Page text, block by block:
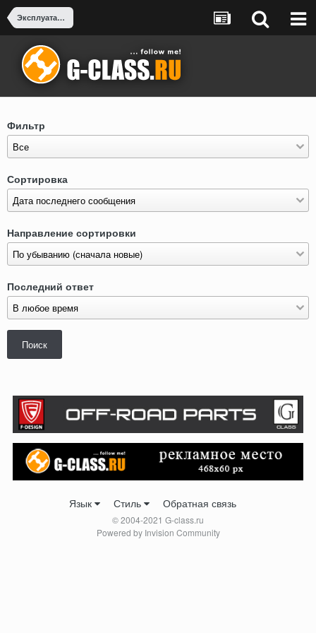
Эксплуатация гелендвагена
Фильтр
Сортировка
Направление сортировки
Последний ответ
Поиск
Язык Стиль Обратная связь
© 2004-2021 G-class.ru
Powered by Invision Community